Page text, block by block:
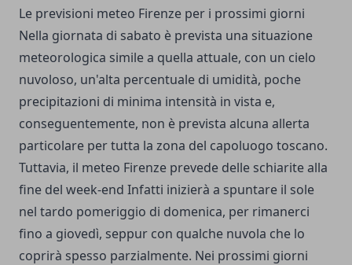
Le previsioni meteo Firenze per i prossimi giorni
Nella giornata di sabato è prevista una situazione
meteorologica simile a quella attuale, con un cielo
nuvoloso, un'alta percentuale di umidità, poche
precipitazioni di minima intensità in vista e,
conseguentemente, non è prevista alcuna allerta
particolare per tutta la zona del capoluogo toscano.
Tuttavia, il meteo Firenze prevede delle schiarite alla
fine del week-end Infatti inizierà a spuntare il sole
nel tardo pomeriggio di domenica, per rimanerci
fino a giovedì, seppur con qualche nuvola che lo
coprirà spesso parzialmente. Nei prossimi giorni